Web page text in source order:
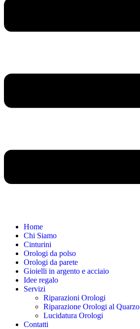
Home
Chi Siamo
Cinturini
Orologi da polso
Orologi da parete
Gioielli in argento e acciaio
Idee regalo
Servizi
Riparazioni Orologi
Riparazione Orologi al Quarzo
Lucidatura Orologi
Contatti